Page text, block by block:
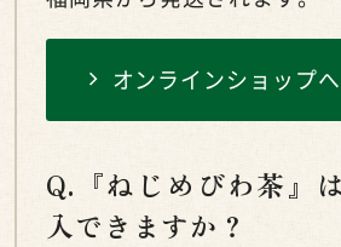
オンラインショップへ
Q.『ねじめびわ茶』
入できますか？